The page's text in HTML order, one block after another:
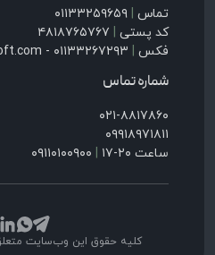
تماس | ۰۱۱۳۳۲۵۹۶۵۹
کد پستی | ۴۸۱۸۷۶۵۷۶۷
فکس | ۰۱۱۳۳۲۶۷۲۹۳ - info@jadoosoft.com
شماره تماس
۰۲۱-۸۸۱۷۸۶۰
۰۹۹۱۸۹۷۱۸۱۱
ساعت ۲۰-۱۷
| ۰۹۱۱۰۱۰۰۹۰۰
کلیه حقوق این وب‌سایت